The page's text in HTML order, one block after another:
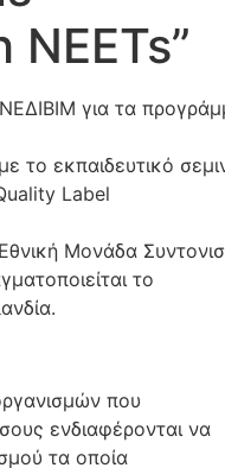
για τα
το εκπαιδευτικό
Label
Μονάδα
το
που
ενδιαφέρονται να
τα οποία